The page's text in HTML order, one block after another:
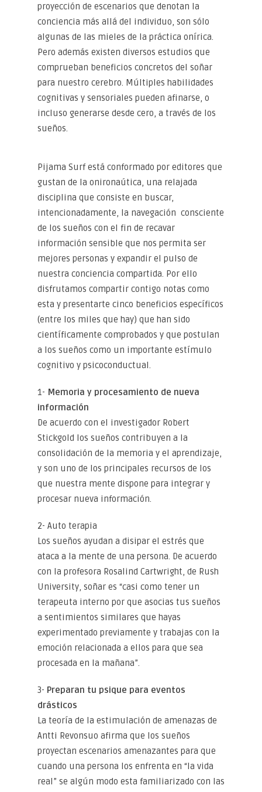
proyección de escenarios que denotan la
conciencia más allá del individuo, son sólo
algunas de las mieles de la práctica onírica.
Pero además existen diversos estudios que
comprueban beneficios concretos del soñar
para nuestro cerebro. Múltiples habilidades
cognitivas y sensoriales pueden afinarse, o
incluso generarse desde cero, a través de los
sueños.
Pijama Surf está conformado por editores que
gustan de la onironaútica, una relajada
disciplina que consiste en buscar,
intencionadamente, la navegación consciente
de los sueños con el fin de recavar
información sensible que nos permita ser
mejores personas y expandir el pulso de
nuestra conciencia compartida. Por ello
disfrutamos compartir contigo notas como
esta y presentarte cinco beneficios específicos
(entre los miles que hay) que han sido
científicamente comprobados y que postulan
a los sueños como un importante estímulo
cognitivo y psicoconductual.
1- Memoria y procesamiento de nueva
información
De acuerdo con el investigador Robert
Stickgold los sueños contribuyen a la
consolidación de la memoria y el aprendizaje,
y son uno de los principales recursos de los
que nuestra mente dispone para integrar y
procesar nueva información.
2- Auto terapia
Los sueños ayudan a disipar el estrés que
ataca a la mente de una persona. De acuerdo
con la profesora Rosalind Cartwright, de Rush
University, soñar es “casi como tener un
terapeuta interno por que asocias tus sueños
a sentimientos similares que hayas
experimentado previamente y trabajas con la
emoción relacionada a ellos para que sea
procesada en la mañana”.
3- Preparan tu psique para eventos
drásticos
La teoría de la estimulación de amenazas de
Antti Revonsuo afirma que los sueños
proyectan escenarios amenazantes para que
cuando una persona los enfrenta en “la vida
real” se algún modo esta familiarizado con las